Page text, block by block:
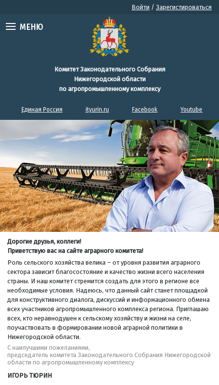
Войти / Зарегистироваться
МЕНЮ
Комитет Законодательного Собрания
Нижегородской области
по агропромышленному комплексу
Единая Россия ityurin.ru Facebook Youtube
Дорогие друзья, коллеги!
Приветствую вас на сайте аграрного комитета!
Роль сельского хозяйства велика – от уровня развития аграрного
сектора зависит благосостояние и качество жизни всего населения
страны. И наш комитет стремится создать для этого в регионе все
необходимые условия. Надеюсь, что данный сайт станет площадкой
для конструктивного диалога, дискуссий и информационного обмена
всех участников агропромышленного комплекса региона. Приглашаю
всех, кто неравнодушен к сельскому хозяйству и жизни на селе,
поучаствовать в формировании новой аграрной политики в
Нижегородской области.
С наилучшими пожеланиями,
председатель комитета Законодательного Собрания Нижегородской
области по агропромышленному комплексу
ИГОРЬ ТЮРИН